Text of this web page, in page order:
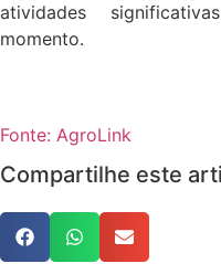
atividades
momento.
Fonte: AgroLink
Compartilhe este